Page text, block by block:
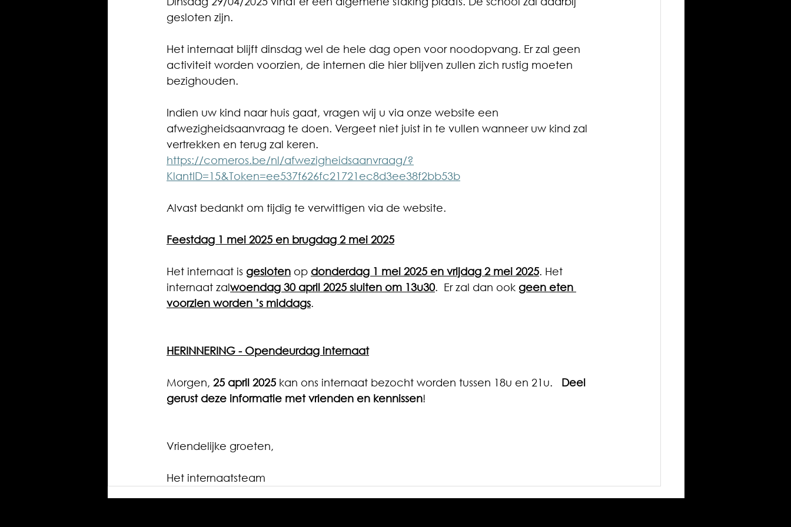
gesloten zijn.
Het internaat blijft dinsdag wel de hele dag open voor noodopvang. Er zal geen
activiteit worden voorzien, de internen die hier blijven zullen zich rustig moeten
bezighouden.
Indien uw kind naar huis gaat, vragen wij u via onze website een
afwezigheidsaanvraag te doen. Vergeet niet juist in te vullen wanneer uw kind zal
vertrekken en terug zal keren.
https://comeros.be/nl/afwezigheidsaanvraag/?
KlantID=15&Token=ee537f626fc21721ec8d3ee38f2bb53b
Alvast bedankt om tijdig te verwittigen via de website.
Feestdag 1 mei 2025 en brugdag 2 mei 2025
Het internaat is gesloten op donderdag 1 mei 2025 en vrijdag 2 mei 2025. Het
internaat zalwoendag 30 april 2025 sluiten om 13u30.  Er zal dan ook geen eten
voorzien worden ’s middags.
HERINNERING - Opendeurdag internaat
Morgen, 25 april 2025 kan ons internaat bezocht worden tussen 18u en 21u. Deel
gerust deze informatie met vrienden en kennissen!
Vriendelijke groeten,
Het internaatsteam